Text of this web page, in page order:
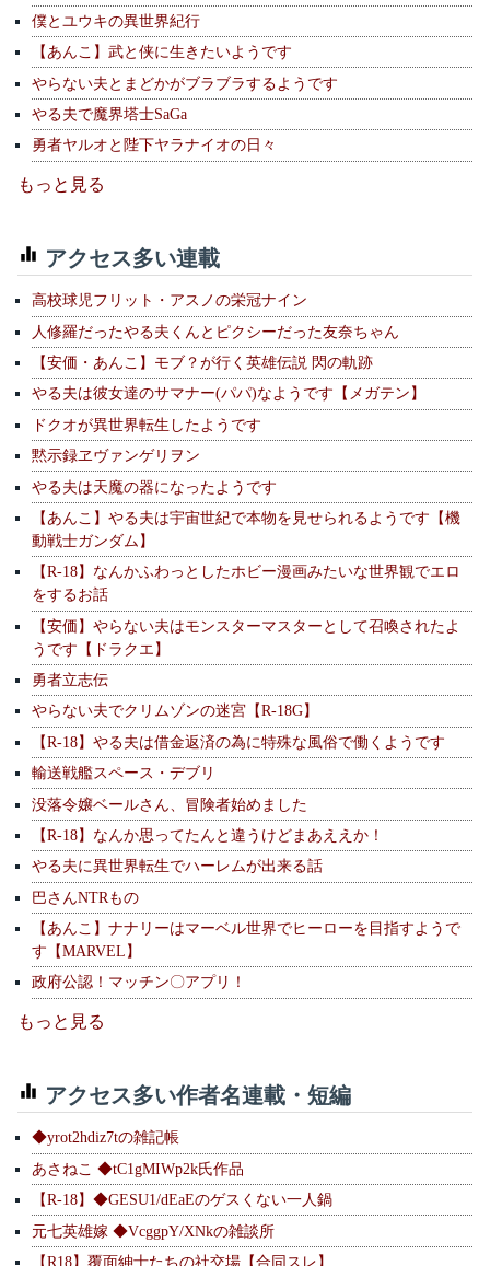
僕とユウキの異世界紀行
【あんこ】武と侠に生きたいようです
やらない夫とまどかがブラブラするようです
やる夫で魔界塔士SaGa
勇者ヤルオと陛下ヤラナイオの日々
もっと見る
アクセス多い連載
高校球児フリット・アスノの栄冠ナイン
人修羅だったやる夫くんとピクシーだった友奈ちゃん
【安価・あんこ】モブ？が行く英雄伝説 閃の軌跡
やる夫は彼女達のサマナー(パパ)なようです【メガテン】
ドクオが異世界転生したようです
黙示録ヱヴァンゲリヲン
やる夫は天魔の器になったようです
【あんこ】やる夫は宇宙世紀で本物を見せられるようです【機
動戦士ガンダム】
【R-18】なんかふわっとしたホビー漫画みたいな世界観でエロ
をするお話
【安価】やらない夫はモンスターマスターとして召喚されたよ
うです【ドラクエ】
勇者立志伝
やらない夫でクリムゾンの迷宮【R-18G】
【R-18】やる夫は借金返済の為に特殊な風俗で働くようです
輸送戦艦スペース・デブリ
没落令嬢ベールさん、冒険者始めました
【R-18】なんか思ってたんと違うけどまあええか！
やる夫に異世界転生でハーレムが出来る話
巴さんNTRもの
【あんこ】ナナリーはマーベル世界でヒーローを目指すようで
す【MARVEL】
政府公認！マッチン〇アプリ！
もっと見る
アクセス多い作者名連載・短編
◆yrot2hdiz7tの雑記帳
あさねこ ◆tC1gMIWp2k氏作品
【R-18】◆GESU1/dEaEのゲスくない一人鍋
元七英雄嫁 ◆VcggpY/XNkの雑談所
【R18】覆面紳士たちの社交場【合同スレ】